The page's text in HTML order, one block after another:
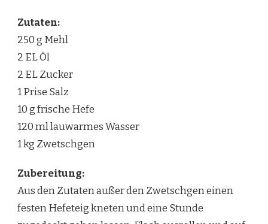
Zutaten:
250 g Mehl
2 EL Öl
2 EL Zucker
1 Prise Salz
10 g frische Hefe
120 ml lauwarmes Wasser
1 kg Zwetschgen
Zubereitung:
Aus den Zutaten außer den Zwetschgen einen
festen Hefeteig kneten und eine Stunde